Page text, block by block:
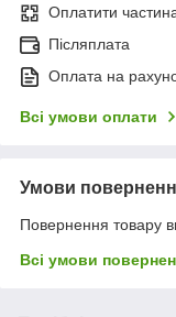
Оплатити
Післяплата
Оплата на
Всі умови оплати
Умови
Повернення товару
Всі умови